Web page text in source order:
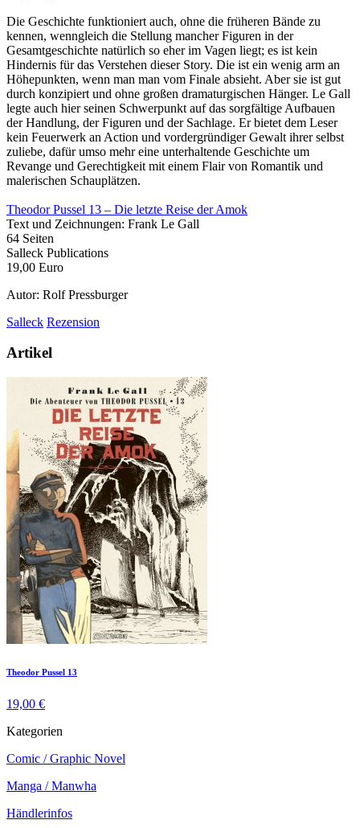
Die Geschichte funktioniert auch, ohne die früheren Bände zu
kennen, wenngleich die Stellung mancher Figuren in der
Gesamtgeschichte natürlich so eher im Vagen liegt; es ist kein
Hindernis für das Verstehen dieser Story. Die ist ein wenig arm an
Höhepunkten, wenn man man vom Finale absieht. Aber sie ist gut
durch konzipiert und ohne großen dramaturgischen Hänger. Le Gall
legte auch hier seinen Schwerpunkt auf das sorgfältige Aufbauen
der Handlung, der Figuren und der Sachlage. Er bietet dem Leser
kein Feuerwerk an Action und vordergründiger Gewalt ihrer selbst
zuliebe, dafür umso mehr eine unterhaltende Geschichte um
Revange und Gerechtigkeit mit einem Flair von Romantik und
malerischen Schauplätzen.
Theodor Pussel 13 – Die letzte Reise der Amok
Text und Zeichnungen: Frank Le Gall
64 Seiten
Salleck Publications
19,00 Euro
Autor: Rolf Pressburger
Salleck Rezension
Artikel
Theodor Pussel 13
19,00 €
Kategorien
Comic / Graphic Novel
Manga / Manwha
Händlerinfos